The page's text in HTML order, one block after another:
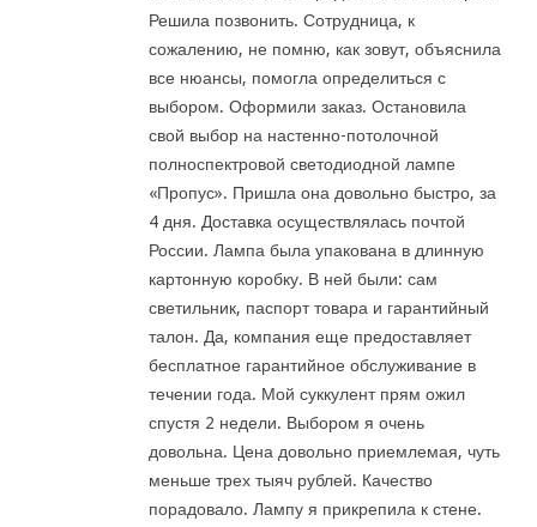
Решила позвонить. Сотрудница, к
сожалению, не помню, как зовут, объяснила
все нюансы, помогла определиться с
выбором. Оформили заказ. Остановила
свой выбор на настенно-потолочной
полноспектровой светодиодной лампе
«Пропус». Пришла она довольно быстро, за
4 дня. Доставка осуществлялась почтой
России. Лампа была упакована в длинную
картонную коробку. В ней были: сам
светильник, паспорт товара и гарантийный
талон. Да, компания еще предоставляет
бесплатное гарантийное обслуживание в
течении года. Мой суккулент прям ожил
спустя 2 недели. Выбором я очень
довольна. Цена довольно приемлемая, чуть
меньше трех тыяч рублей. Качество
порадовало. Лампу я прикрепила к стене.